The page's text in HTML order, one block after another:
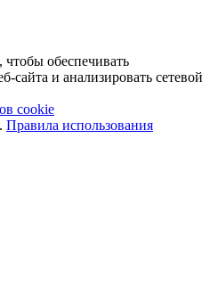
обеспечивать
сайта и анализировать сетевой
cookie
Правила использования